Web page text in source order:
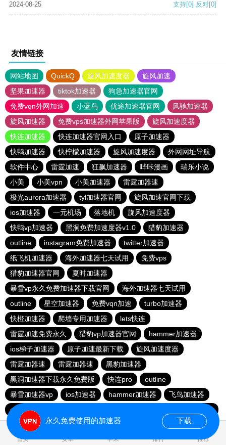
2024-08-25 支持[0] 反对[0]
友情链接
网站地图 QuickQ 旋风加速度器
旋风加速
坚果加速器
tiktok加速器
狗急加速器官网
免费vqn外网加速
小蓝鸟 优途加速器官网
风驰加速器
旋风加速器
免费vps加速器外网苹果版
旋风加速度器
快连加速器
快连加速器官网入口
原子加速器
快鸭加速器
快柠檬加速器 旋风加速度器
外网网址导航
软件中心
雷霆加速 狂飙加速器 哔咔漫画
瑞乐小说
小美
小美vpn 小美加速器
雷霆加器速
极光aurora加速器
tyl加速器官网
旋风加速官网下载
ios加速器
一元机场 落地机
旋风加速度器
快鸭vp加速器
黑洞免费加速度器v1.0
猎豹加速器
outline
instagram免费加速器
twitter加速器
纸飞机加速器
海外加速器七天试用
免费vps
猎豹加速器官网
夏时加速器
暴雪vp永久免费加速器下载官网
海外加速器七天试用
outline
星空加速器 免费vqn加速
turbo加速器
快橙加速器
爬墙专用加速器
lets快连
雷霆加速免费永久
猎豹vp加速器官网
hammer加速器
ios梯子加速器
原子加速最新下载
旋风加速度器
雷霆加器速
雷霆加器速
黑豹加速器
黑洞加速器下载永久免费版
快连pro
outline
暴雪加速器vp
ios加速器 hammer加速器
飞鸟加速器
outline
黑洞nvp加速器
首页 安卓 苹果 排行 推荐
永久免费使用的加速器 下载
0.017761s